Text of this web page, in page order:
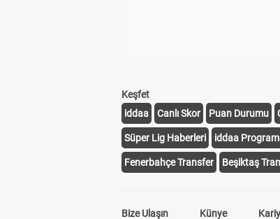
Keşfet
iddaa
Canlı Skor Puan Durumu
Süper Lig Haberleri iddaa
Fenerbahçe Transfer Beşiktaş
Bize Ulaşın Künye